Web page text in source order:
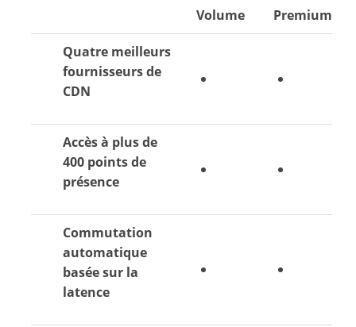
Volume
Premium
Quatre meilleurs
fournisseurs de
CDN
Accès à plus de
400 points de
présence
Commutation
automatique
basée sur la
latence